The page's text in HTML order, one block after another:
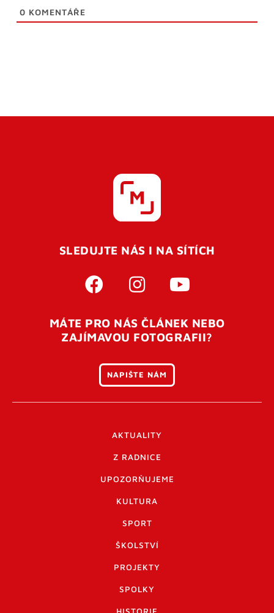
0 KOMENTÁŘE
SLEDUJTE NÁS I NA SÍTÍCH
MÁTE PRO NÁS ČLÁNEK NEBO
ZAJÍMAVOU FOTOGRAFII?
NAPIŠTE NÁM
AKTUALITY
Z RADNICE
UPOZORŇUJEME
KULTURA
SPORT
ŠKOLSTVÍ
PROJEKTY
SPOLKY